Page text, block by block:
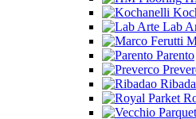
Lab
Parento